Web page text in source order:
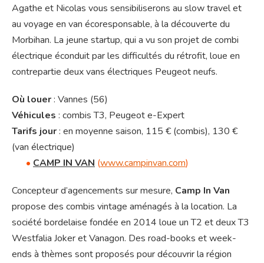
Agathe et Nicolas vous sensibiliserons au slow travel et
au voyage en van écoresponsable, à la découverte du
Morbihan. La jeune startup, qui a vu son projet de combi
électrique éconduit par les difficultés du rétrofit, loue en
contrepartie deux vans électriques Peugeot neufs.
Où louer: Vannes (56)
Véhicules : combis T3, Peugeot e-Expert
Tarifs jour: en moyenne saison, 115 € (combis), 130 €
(van électrique)
• CAMP IN VAN (www.campinvan.com)
Concepteur d’agencements sur mesure, Camp In Van
propose des combis vintage aménagés à la location. La
société bordelaise fondée en 2014 loue un T2 et deux T3
Westfalia Joker et Vanagon. Des road-books et week-
ends à thèmes sont proposés pour découvrir la région